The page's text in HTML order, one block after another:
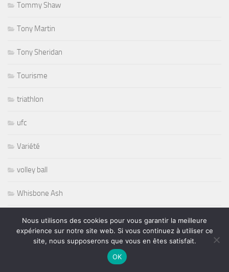
Tommy Shaw
Tony Martin
Tony Sheridan
Tourisme
triathlon
ufc
Variété
volley ball
Whisbone Ash
Whitesnake
Widespread Panic
Nous utilisons des cookies pour vous garantir la meilleure
expérience sur notre site web. Si vous continuez à utiliser ce
site, nous supposerons que vous en êtes satisfait.
OK